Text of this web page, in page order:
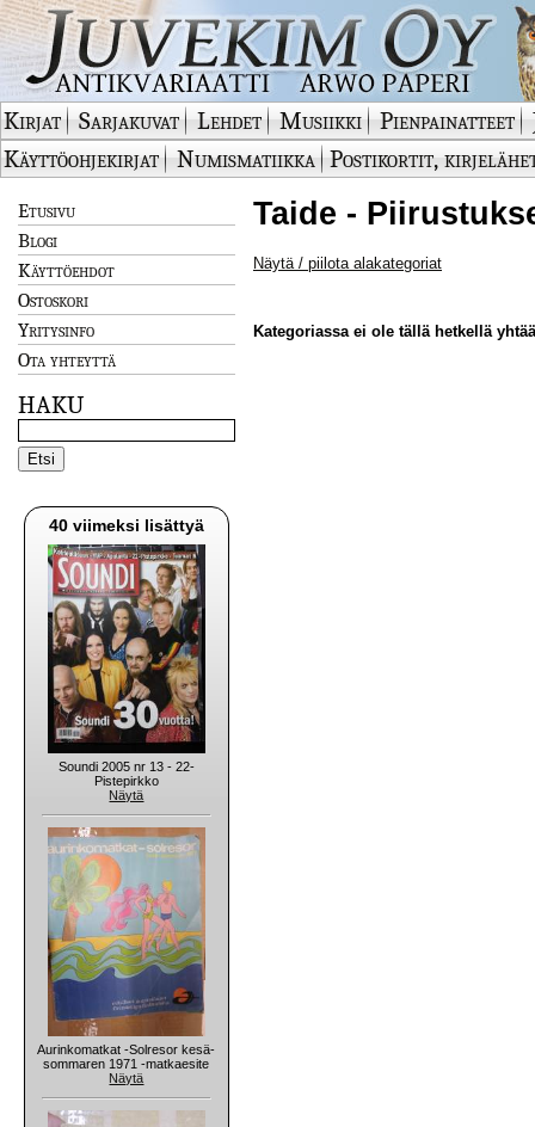
Kirjat Sarjakuvat Lehdet Musiikki Pienpainatteet
Käyttöohjekirjat
Numismatiikka Postikortit,
Etusivu
Blogi
Käyttöehdot
Ostoskori
Yritysinfo
Ota yhteyttä
HAKU
40 viimeksi lisättyä
Soundi 2005 nr 13 - 22-
Pistepirkko
Näytä
Aurinkomatkat -Solresor kesä-
sommaren 1971 -matkaesite
Näytä
Taide -
Näytä / piilota alakategoriat
Kategoriassa ei ole tällä hetkellä